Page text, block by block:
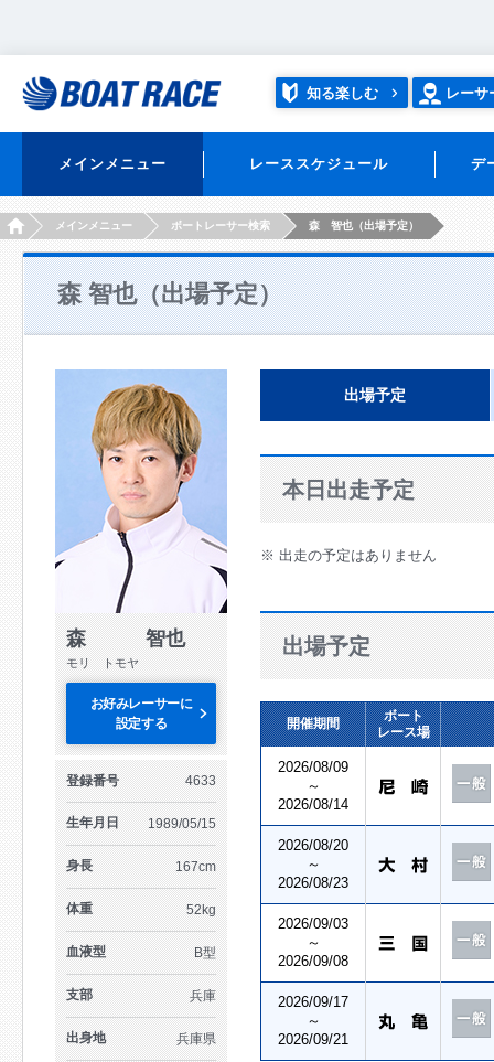
知る楽しむ レーサ
メインメニュー レーススケジュール デ
HOMEメインメニュー ボートレーサー検索 森 智也（出場予定）
森 智也（出場予定）
森 智也
モリ トモヤ
お好みレーサーに
設定する
登録番号 4633
生年月日 1989/05/15
身長 167cm
体重 52kg
血液型 B型
支部 兵庫
出身地 兵庫県
出場予定
本日出走予定
※ 出走の予定はありません
出場予定
開催期間
ボート
レース場
2026/08/09
～
2026/08/14
2026/08/20
～
2026/08/23
2026/09/03
～
2026/09/08
2026/09/17
～
2026/09/21